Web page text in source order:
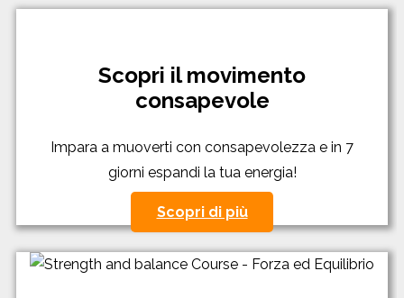
Scopri il movimento
consapevole
Impara a muoverti con consapevolezza e in 7
giorni espandi la tua energia!
Scopri di più